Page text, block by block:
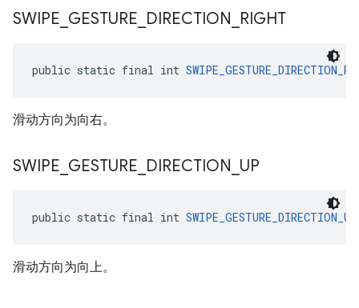
SWIPE GESTURE DIRECTION RIGHT
public static final int
滑动方向为向右。
SWIPE GESTURE DIRECTION UP
public static final int SWIPE_GESTURE_DIRECTION_UP
滑动方向为向上。